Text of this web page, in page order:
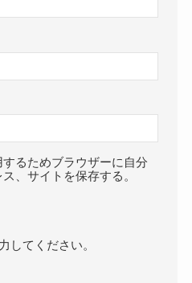
るためブラウザーに自分
、サイトを保存する。
してください。